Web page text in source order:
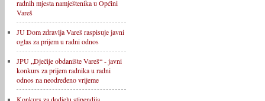
radnih mjesta namještenika u Općini
Vareš
JU Dom zdravlja Vareš raspisuje javni
oglas za prijem u radni odnos
JPU „Dječije obdanište Vareš“ - javni
konkurs za prijem radnika u radni
odnos na neodređeno vrijeme